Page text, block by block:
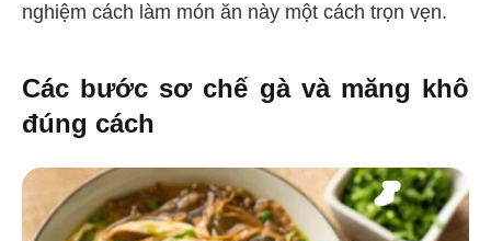
nghiệm cách làm món ăn này một cách trọn vẹn.
Các bước sơ chế gà và măng khô
đúng cách